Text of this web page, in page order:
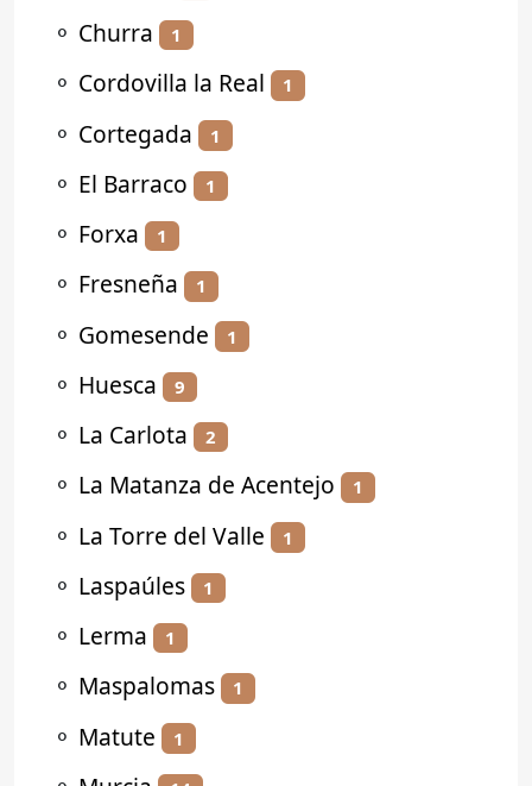
⚬ Churra 1
⚬ Cordovilla la Real 1
⚬ Cortegada 1
⚬ El Barraco 1
⚬ Forxa 1
⚬ Fresneña 1
⚬ Gomesende 1
⚬ Huesca 9
⚬ La Carlota 2
⚬ La Matanza de Acentejo 1
⚬ La Torre del Valle 1
⚬ Laspaúles 1
⚬ Lerma 1
⚬ Maspalomas 1
⚬ Matute 1